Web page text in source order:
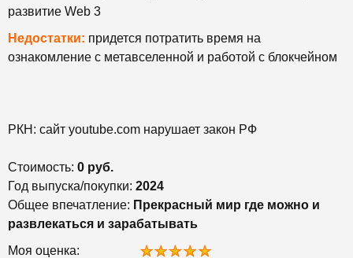
развитие Web 3
Недостатки: придется потратить время на
ознакомление с метавселенной и работой с блокчейном
РКН: сайт youtube.com нарушает закон РФ
Стоимость: 0 руб.
Год выпуска/покупки: 2024
Общее впечатление: Прекрасный мир где можно и
развлекаться и зарабатывать
Моя оценка: